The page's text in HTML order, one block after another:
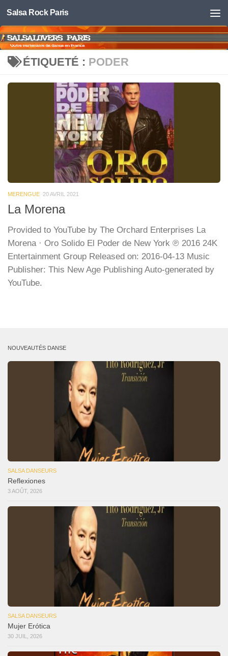
Skip to content
Salsa Rock Paris
ÉTIQUETÉ : PODER
MERENGUE 20 AVRIL 2021
La Morena
Provided to YouTube by The Orchard Enterprises La
Morena · Oro Solido El Poder de New York ℗ 2016 24K
Entertainment Group Released on: 2016-04-13 Music
Publisher: This New Age Publishing Auto-generated by
YouTube.
NOUVEAUTÉS DANSE
SALSA DANSEURS
Reflexiones
3 AOÛT, 2026
SALSA DANSEURS
Mujer Erótica
30 JUIL, 2026